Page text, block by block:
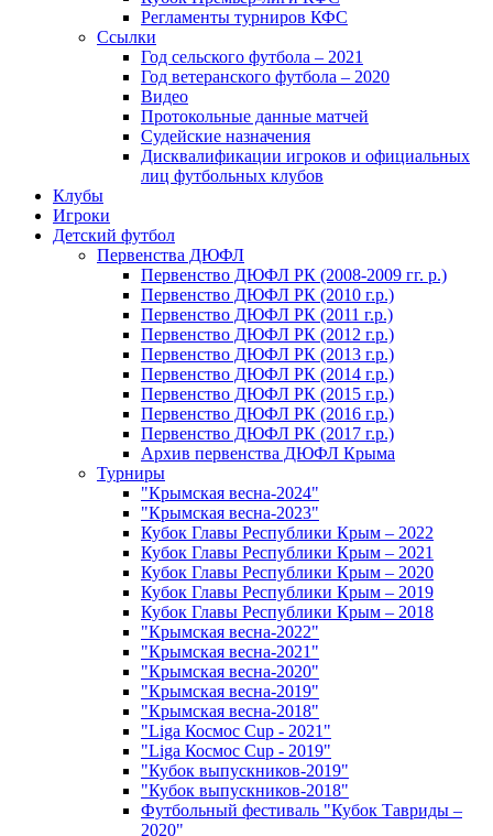
Регламенты турниров КФС
Ссылки
Год сельского футбола – 2021
Год ветеранского футбола – 2020
Видео
Протокольные данные матчей
Судейские назначения
Дисквалификации игроков и официальных
лиц футбольных клубов
Клубы
Игроки
Детский футбол
Первенства ДЮФЛ
Первенство ДЮФЛ РК (2008-2009 гг. р.)
Первенство ДЮФЛ РК (2010 г.р.)
Первенство ДЮФЛ РК (2011 г.р.)
Первенство ДЮФЛ РК (2012 г.р.)
Первенство ДЮФЛ РК (2013 г.р.)
Первенство ДЮФЛ РК (2014 г.р.)
Первенство ДЮФЛ РК (2015 г.р.)
Первенство ДЮФЛ РК (2016 г.р.)
Первенство ДЮФЛ РК (2017 г.р.)
Архив первенства ДЮФЛ Крыма
Турниры
"Крымская весна-2024"
"Крымская весна-2023"
Кубок Главы Республики Крым – 2022
Кубок Главы Республики Крым – 2021
Кубок Главы Республики Крым – 2020
Кубок Главы Республики Крым – 2019
Кубок Главы Республики Крым – 2018
"Крымская весна-2022"
"Крымская весна-2021"
"Крымская весна-2020"
"Крымская весна-2019"
"Крымская весна-2018"
"Liga Космос Cup - 2021"
"Liga Космос Cup - 2019"
"Кубок выпускников-2019"
"Кубок выпускников-2018"
Футбольный фестиваль "Кубок Тавриды –
2020"